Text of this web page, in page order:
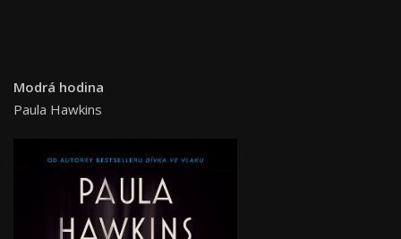
Modrá hodina
Paula Hawkins